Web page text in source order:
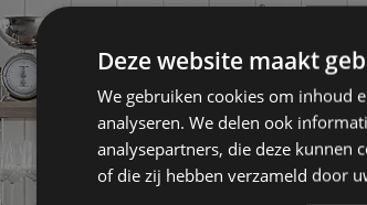
Deze website maakt
We gebruiken cookies om inhoud
analyseren. We delen ook
analysepartners, die deze kunnen
of die zij hebben verzameld door